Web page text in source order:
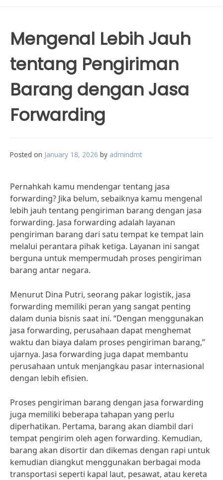
Mengenal Lebih Jauh
tentang Pengiriman
Barang dengan Jasa
Forwarding
Posted on January 18, 2026 by admindmt
Pernahkah kamu mendengar tentang jasa
forwarding? Jika belum, sebaiknya kamu mengenal
lebih jauh tentang pengiriman barang dengan jasa
forwarding. Jasa forwarding adalah layanan
pengiriman barang dari satu tempat ke tempat lain
melalui perantara pihak ketiga. Layanan ini sangat
berguna untuk mempermudah proses pengiriman
barang antar negara.
Menurut Dina Putri, seorang pakar logistik, jasa
forwarding memiliki peran yang sangat penting
dalam dunia bisnis saat ini. “Dengan menggunakan
jasa forwarding, perusahaan dapat menghemat
waktu dan biaya dalam proses pengiriman barang,”
ujarnya. Jasa forwarding juga dapat membantu
perusahaan untuk menjangkau pasar internasional
dengan lebih efisien.
Proses pengiriman barang dengan jasa forwarding
juga memiliki beberapa tahapan yang perlu
diperhatikan. Pertama, barang akan diambil dari
tempat pengirim oleh agen forwarding. Kemudian,
barang akan disortir dan dikemas dengan rapi untuk
kemudian diangkut menggunakan berbagai moda
transportasi seperti kapal laut, pesawat, atau kereta